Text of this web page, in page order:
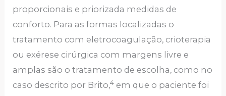
proporcionais e priorizada medidas de
conforto. Para as formas localizadas o
tratamento com eletrocoagulação, crioterapia
ou exérese cirúrgica com margens livre e
amplas são o tratamento de escolha, como no
caso descrito por Brito,4 em que o paciente foi